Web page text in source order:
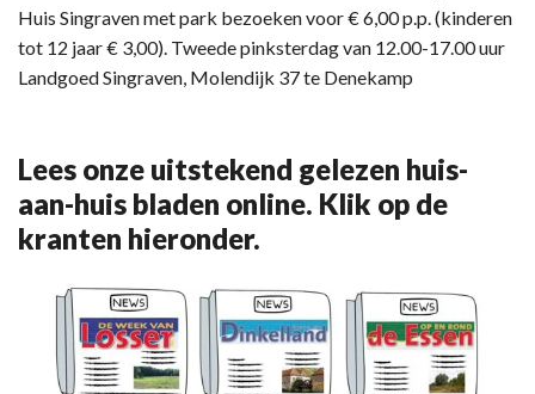
Huis Singraven met park bezoeken voor € 6,00 p.p. (kinderen
tot 12 jaar € 3,00). Tweede pinksterdag van 12.00-17.00 uur
Landgoed Singraven, Molendijk 37 te Denekamp
Lees onze uitstekend gelezen huis-
aan-huis bladen online. Klik op de
kranten hieronder.